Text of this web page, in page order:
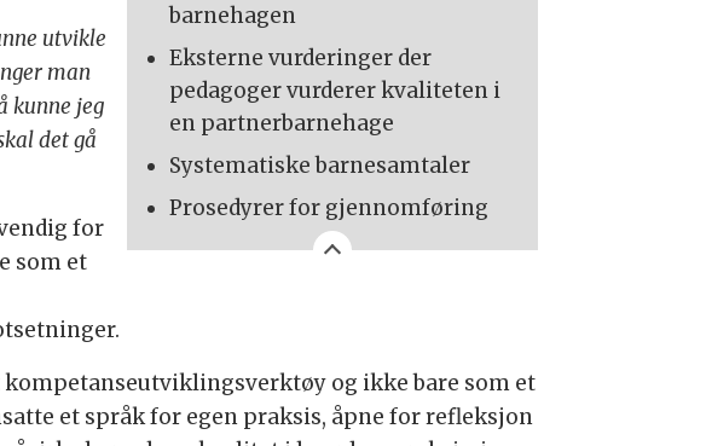
barnehagen
Eksterne vurderinger der
pedagoger vurderer kvaliteten i
en partnerbarnehage
Systematiske barnesamtaler
Prosedyrer for gjennomføring
utvikle
man
kunne jeg
det gå
for
som et
kompetanseutviklingsverktøy og ikke bare som et
et språk for egen praksis, åpne for refleksjon